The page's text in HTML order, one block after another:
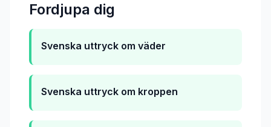
Fordjupa dig
Svenska uttryck om väder
Svenska uttryck om kroppen